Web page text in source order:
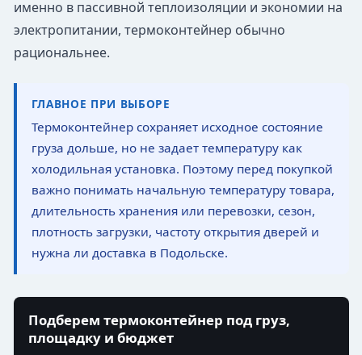
именно в пассивной теплоизоляции и экономии на
электропитании, термоконтейнер обычно
рациональнее.
ГЛАВНОЕ ПРИ ВЫБОРЕ
Термоконтейнер сохраняет исходное состояние
груза дольше, но не задает температуру как
холодильная установка. Поэтому перед покупкой
важно понимать начальную температуру товара,
длительность хранения или перевозки, сезон,
плотность загрузки, частоту открытия дверей и
нужна ли доставка в Подольске.
Подберем термоконтейнер под груз,
площадку и бюджет